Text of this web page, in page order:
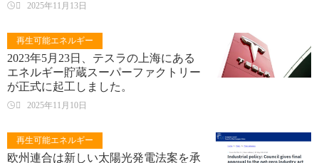
 2025年11月13日
再生可能エネルギー
2023年5月23日、テスラの上海にある
エネルギー貯蔵スーパーファクトリー
が正式に起工しました。
 2025年11月10日
再生可能エネルギー
欧州連合は新しい太陽光発電法案を承